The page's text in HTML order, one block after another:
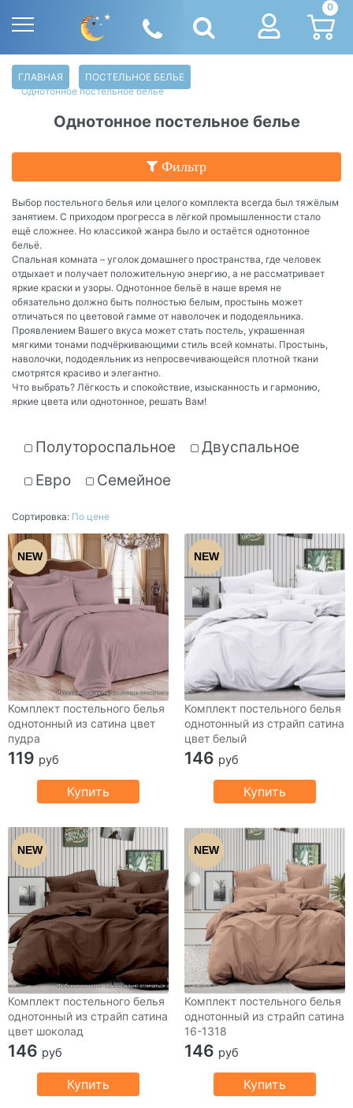
0
ГЛАВНАЯ
ПОСТЕЛЬНОЕ БЕЛЬЕ
Однотонное постельное белье
Однотонное постельное белье
Фильтр
Выбор постельного белья или целого комплекта всегда был тяжёлым
занятием. С приходом прогресса в лёгкой промышленности стало
ещё сложнее. Но классикой жанра было и остаётся однотонное
бельё.
Спальная комната – уголок домашнего пространства, где человек
отдыхает и получает положительную энергию, а не рассматривает
яркие краски и узоры. Однотонное бельё в наше время не
обязательно должно быть полностью белым, простынь может
отличаться по цветовой гамме от наволочек и пододеяльника.
Проявлением Вашего вкуса может стать постель, украшенная
мягкими тонами подчёркивающими стиль всей комнаты. Простынь,
наволочки, пододеяльник из непросвечивающейся плотной ткани
смотрятся красиво и элегантно.
Что выбрать? Лёгкость и спокойствие, изысканность и гармонию,
яркие цвета или однотонное, решать Вам!
Полутороспальное
Двуспальное
Евро
Семейное
Сортировка: По цене
NEW
Комплект постельного белья
однотонный из сатина цвет
пудра
119 руб
Купить
NEW
Комплект постельного белья
однотонный из страйп сатина
цвет белый
146 руб
Купить
NEW
Комплект постельного белья
однотонный из страйп сатина
цвет шоколад
146 руб
Купить
NEW
Комплект постельного белья
однотонный из страйп сатина
16-1318
146 руб
Купить